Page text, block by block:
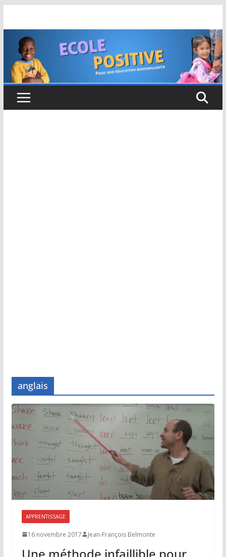
contenu
anglais
APPRENTISSAGE
16 novembre 2017 Jean-François Belmonte
Une méthode infaillible pour